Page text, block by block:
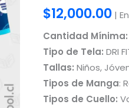
$12,000.00 |
Cantidad Mínima:
Tipo de Tela: DRI
Tallas: Niños,
Tipos de Manga:
Tipos de Cuello: